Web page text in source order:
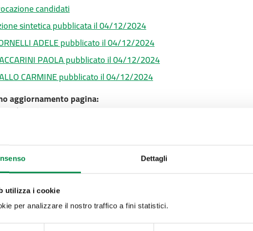
Dettagli
utilizza i cookie
per analizzare il nostro traffico a fini statistici.
candidati
sintetica pubblicata il 04/12/2024
ADELE pubblicato il 04/12/2024
PAOLA pubblicato il 04/12/2024
CARMINE pubblicato il 04/12/2024
aggiornamento pagina:
2024
Valuta questo sito: RISPONDI AL
Azienda USL di
Imola